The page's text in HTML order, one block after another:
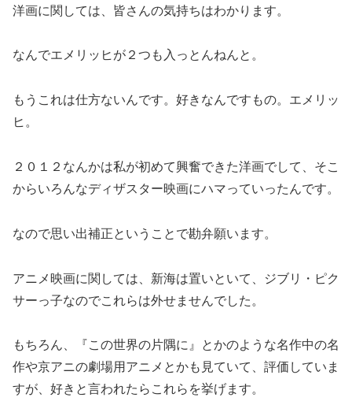
洋画に関しては、皆さんの気持ちはわかります。
なんでエメリッヒが２つも入っとんねんと。
もうこれは仕方ないんです。好きなんですもの。エメリッ
ヒ。
２０１２なんかは私が初めて興奮できた洋画でして、そこ
からいろんなディザスター映画にハマっていったんです。
なので思い出補正ということで勘弁願います。
アニメ映画に関しては、新海は置いといて、ジブリ・ピク
サーっ子なのでこれらは外せませんでした。
もちろん、『この世界の片隅に』とかのような名作中の名
作や京アニの劇場用アニメとかも見ていて、評価していま
すが、好きと言われたらこれらを挙げます。